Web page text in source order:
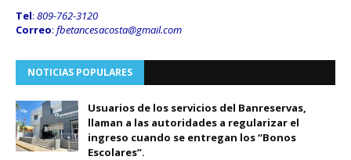
Tel: 809-762-3120
Correo: fbetancesacosta@gmail.com
NOTICIAS POPULARES
Usuarios de los servicios del Banreservas,
llaman a las autoridades a regularizar el
ingreso cuando se entregan los “Bonos
Escolares”.